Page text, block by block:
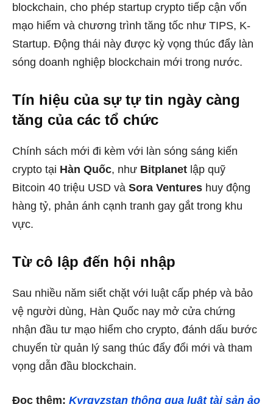
blockchain, cho phép startup crypto tiếp cận vốn
mạo hiểm và chương trình tăng tốc như TIPS, K-
Startup. Động thái này được kỳ vọng thúc đẩy làn
sóng doanh nghiệp blockchain mới trong nước.
Tín hiệu của sự tự tin ngày càng
tăng của các tổ chức
Chính sách mới đi kèm với làn sóng sáng kiến
crypto tại Hàn Quốc, như Bitplanet lập quỹ
Bitcoin 40 triệu USD và Sora Ventures huy động
hàng tỷ, phản ánh cạnh tranh gay gắt trong khu
vực.
Từ cô lập đến hội nhập
Sau nhiều năm siết chặt với luật cấp phép và bảo
vệ người dùng, Hàn Quốc nay mở cửa chứng
nhận đầu tư mạo hiểm cho crypto, đánh dấu bước
chuyển từ quản lý sang thúc đẩy đổi mới và tham
vọng dẫn đầu blockchain.
Đọc thêm: Kyrgyzstan thông qua luật tài sản ảo